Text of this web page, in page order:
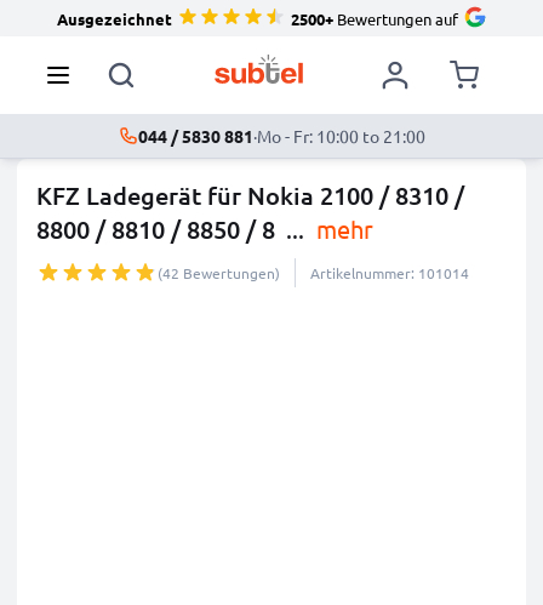
Ausgezeichnet 2500+Bewertungen auf
044 / 5830 881·Mo - Fr: 10:00 to 21:00
KFZ Ladegerät für Nokia 2100 / 8310 /
8800 / 8810 / 8850 / 8 ... mehr
(42 Bewertungen) Artikelnummer: 101014